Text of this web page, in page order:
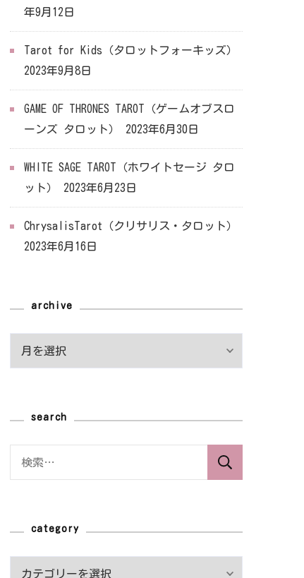
年9月12日
Tarot for Kids（タロットフォーキッズ）
2023年9月8日
GAME OF THRONES TAROT（ゲームオブスロ
ーンズ タロット）
2023年6月30日
WHITE SAGE TAROT（ホワイトセージ タロ
ット）
2023年6月23日
ChrysalisTarot（クリサリス・タロット）
2023年6月16日
archive
search
category